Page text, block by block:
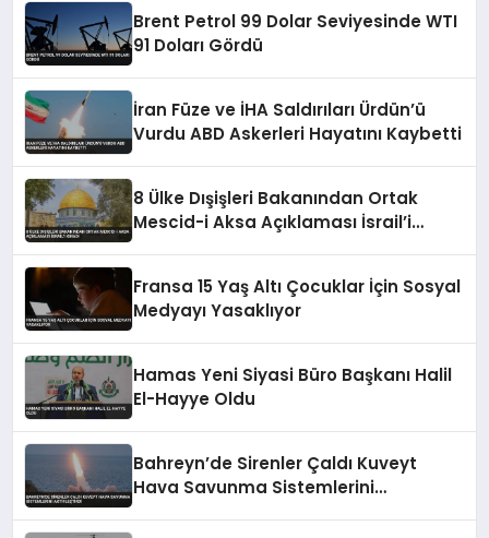
Brent Petrol 99 Dolar Seviyesinde WTI
91 Doları Gördü
İran Füze ve İHA Saldırıları Ürdün’ü
Vurdu ABD Askerleri Hayatını Kaybetti
8 Ülke Dışişleri Bakanından Ortak
Mescid-i Aksa Açıklaması İsrail’i
Fransa 15 Yaş Altı Çocuklar İçin Sosyal
Medyayı Yasaklıyor
Hamas Yeni Siyasi Büro Başkanı Halil
El-Hayye Oldu
Bahreyn’de Sirenler Çaldı Kuveyt
Hava Savunma Sistemlerini